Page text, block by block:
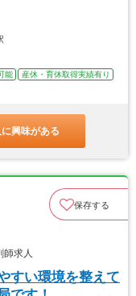
能
産休・育休取得実績有り
興味がある
保存する
求人
すい環境を整えて